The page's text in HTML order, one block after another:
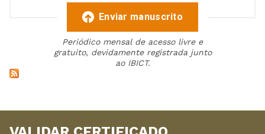
Enviar manuscrito
Periódico mensal de acesso livre e
gratuito, devidamente registrada junto
ao IBICT.